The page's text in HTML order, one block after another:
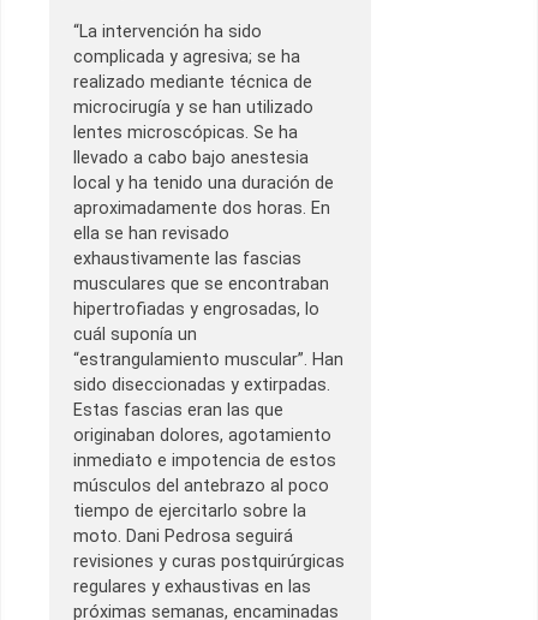
“La intervención ha sido
complicada y agresiva; se ha
realizado mediante técnica de
microcirugía y se han utilizado
lentes microscópicas. Se ha
llevado a cabo bajo anestesia
local y ha tenido una duración de
aproximadamente dos horas. En
ella se han revisado
exhaustivamente las fascias
musculares que se encontraban
hipertrofiadas y engrosadas, lo
cuál suponía un
“estrangulamiento muscular”. Han
sido diseccionadas y extirpadas.
Estas fascias eran las que
originaban dolores, agotamiento
inmediato e impotencia de estos
músculos del antebrazo al poco
tiempo de ejercitarlo sobre la
moto. Dani Pedrosa seguirá
revisiones y curas postquirúrgicas
regulares y exhaustivas en las
próximas semanas, encaminadas